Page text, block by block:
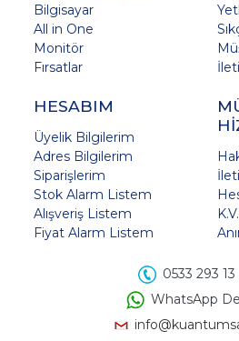
Bilgisayar
All in One
Monitör
Fırsatlar
HESABIM
Üyelik Bilgilerim
Adres Bilgilerim
Siparişlerim
Stok Alarm Listem
Alışveriş Listem
Fiyat Alarm Listem
0533 293
WhatsApp